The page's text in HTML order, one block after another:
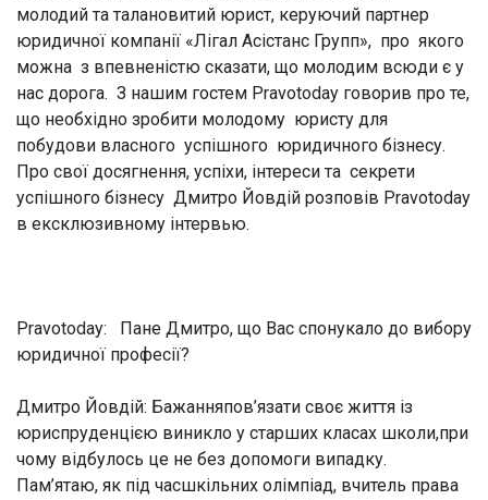
молодий та талановитий юрист, керуючий партнер
юридичної компанії «Лігал Асістанс Групп», про якого
можна з впевненістю сказати, що молодим всюди є у
нас дорога. З нашим гостем Pravotoday говорив про те,
що необхідно зробити молодому юристу для
побудови власного успішного юридичного бізнесу.
Про свої досягнення, успіхи, інтереси та секрети
успішного бізнесу Дмитро Йовдій розповів Pravotoday
в ексклюзивному інтервью.
Pravotoday: Пане Дмитро, що Вас спонукало до вибору
юридичної професії?
Дмитро Йовдій: Бажанняпов’язати своє життя із
юриспруденцією виникло у старших класах школи,при
чому відбулось це не без допомоги випадку.
Пам’ятаю, як під часшкільних олімпіад, вчитель права